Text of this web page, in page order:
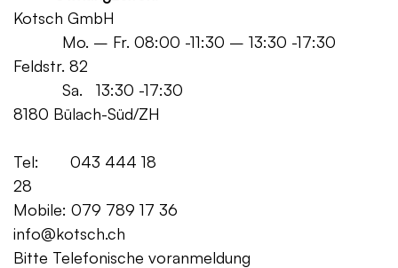
Kotsch GmbH
Mo. – Fr. 08:00 -11:30 – 13:30 -17:30
Feldstr. 82
Sa. 13:30 -17:30
8180 Bülach-Süd/ZH
Tel: 043 444 18
28
Mobile: 079 789 17 36
info@kotsch.ch
Bitte Telefonische voranmeldung